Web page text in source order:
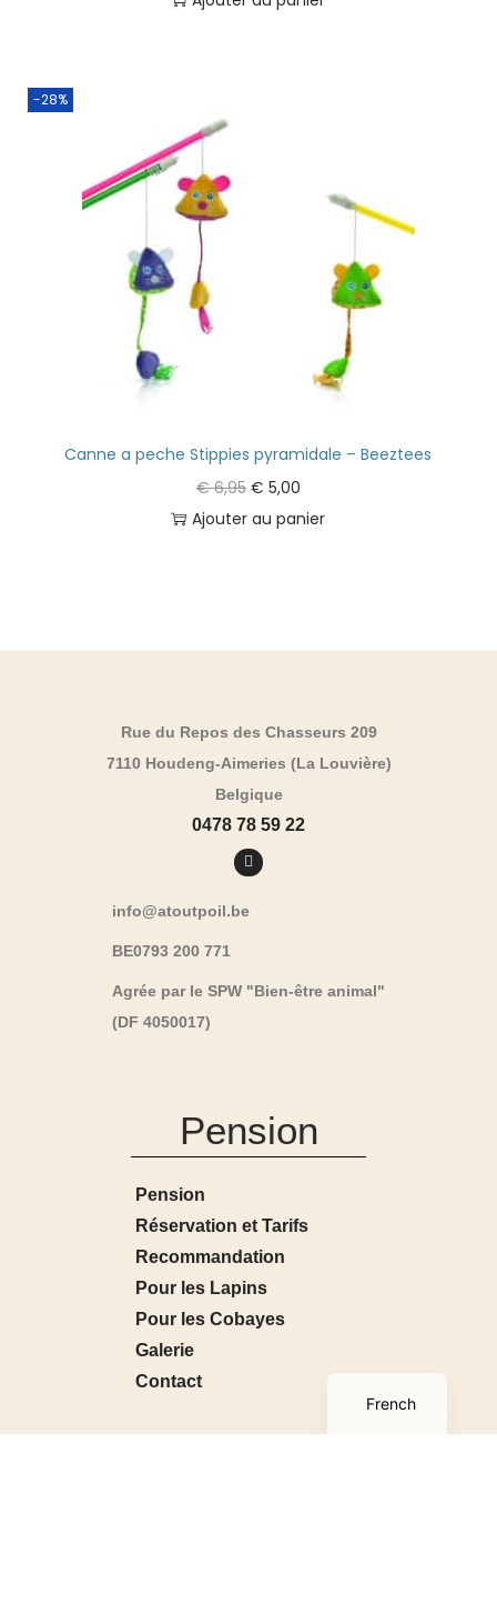
-28%
Canne a peche Stippies pyramidale – Beeztees
€6,95 € 5,00
Ajouter au panier
Rue du Repos des Chasseurs 209
7110 Houdeng-Aimeries (La Louvière)
Belgique
0478 78 59 22
info@atoutpoil.be
BE0793 200 771
Agrée par le SPW "Bien-être animal"
(DF 4050017)
Pension
Pension
Réservation et Tarifs
Recommandation
Pour les Lapins
Pour les Cobayes
Galerie
Contact
French